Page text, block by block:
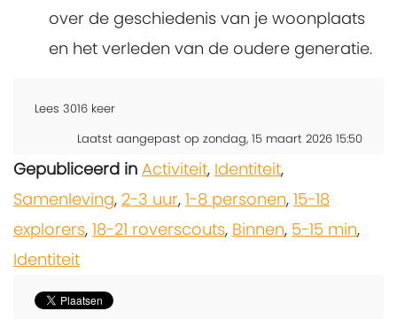
over de geschiedenis van je woonplaats
en het verleden van de oudere generatie.
Lees 3016 keer
Laatst aangepast op zondag, 15 maart 2026 15:50
Gepubliceerd in Activiteit, Identiteit,
Samenleving, 2-3 uur, 1-8 personen, 15-18
explorers, 18-21 roverscouts, Binnen, 5-15 min,
Identiteit